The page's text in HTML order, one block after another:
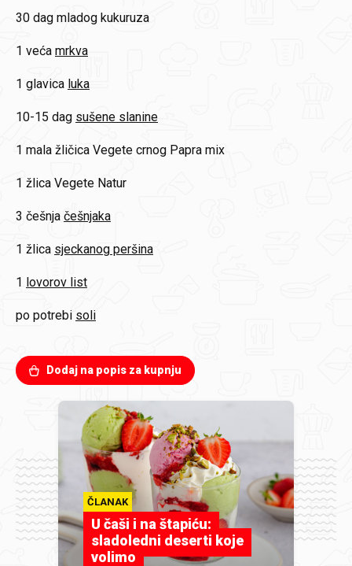
30 dag mladog kukuruza
1 veća mrkva
1 glavica luka
10-15 dag sušene slanine
1 mala žličica Vegete crnog Papra mix
1 žlica Vegete Natur
3 češnja češnjaka
1 žlica sjeckanog peršina
1 lovorov list
po potrebi soli
Dodaj na popis za kupnju
ČLANAK
U čaši i na štapiću:
sladoledni deserti koje
volimo